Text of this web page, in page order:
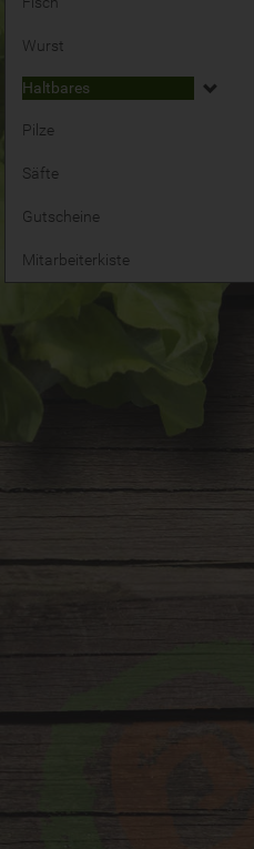
Wurst
Haltbares
Pilze
Säfte
Gutscheine
Mitarbeiterkiste